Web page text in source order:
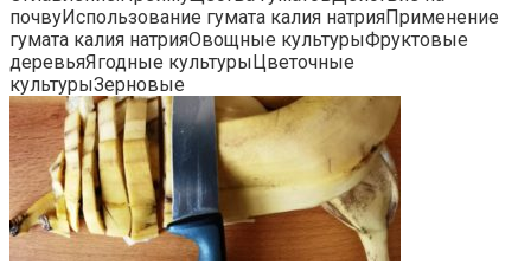
почвуИспользование гумата калия натрияПрименение
гумата калия натрияОвощные культурыФруктовые
деревьяЯгодные культурыЦветочные
культурыЗерновые